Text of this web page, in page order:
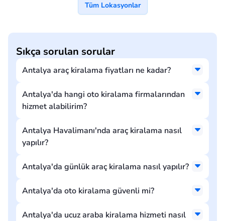
Tüm Lokasyonlar
Sıkça sorulan sorular
Antalya araç kiralama fiyatları ne kadar?
Antalya'da hangi oto kiralama firmalarından
hizmet alabilirim?
Antalya Havalimanı'nda araç kiralama nasıl
yapılır?
Antalya'da günlük araç kiralama nasıl yapılır?
Antalya'da oto kiralama güvenli mi?
Antalya'da ucuz araba kiralama hizmeti nasıl